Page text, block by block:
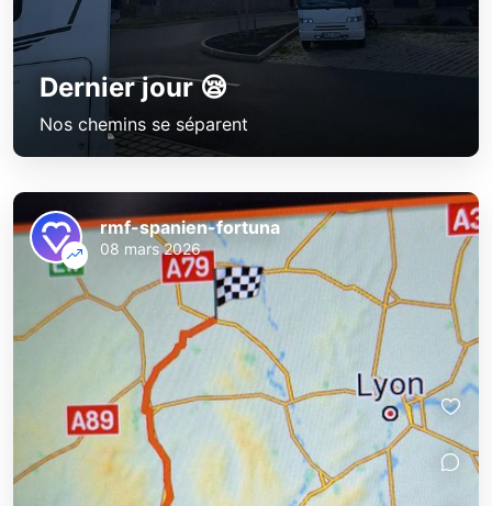
Dernier jour 😪
Nos chemins se séparent
rmf-spanien-fortuna
08 mars 2026